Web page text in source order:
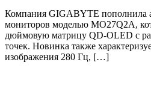
Компания GIGABYTE пополнила
мониторов моделью MO27Q2A,
дюймовую матрицу QD-OLED с
точек. Новинка также
изображения 280 Гц, […]